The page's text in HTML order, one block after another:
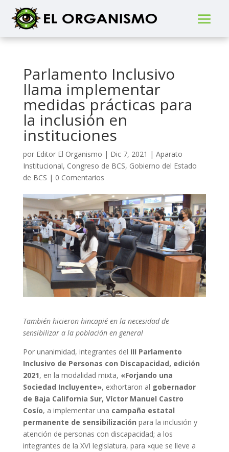
Parlamento Inclusivo
llama implementar
medidas prácticas para
la inclusión en
instituciones
por Editor El Organismo | Dic 7, 2021 | Aparato
Institucional, Congreso de BCS, Gobierno del Estado
de BCS | 0 Comentarios
También hicieron hincapié en la necesidad de
sensibilizar a la población en general
Por unanimidad, integrantes del III Parlamento
Inclusivo de Personas con Discapacidad, edición
2021, en la modalidad mixta, «Forjando una
Sociedad Incluyente», exhortaron al gobernador
de Baja California Sur, Víctor Manuel Castro
Cosío, a implementar una campaña estatal
permanente de sensibilización para la inclusión y
atención de personas con discapacidad; a los
integrantes de la XVI legislatura, para «que se lleve a